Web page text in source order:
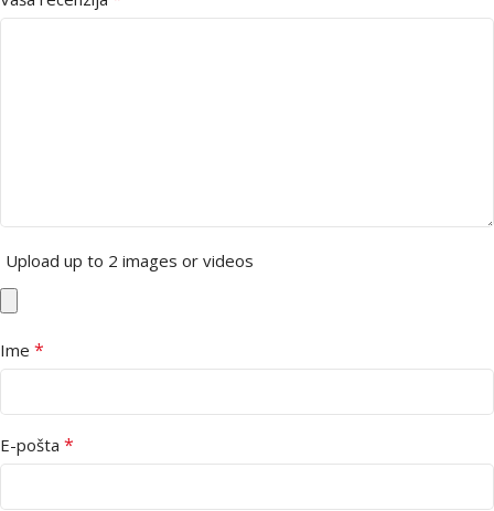
Upload up to 2 images or videos
Ime *
E-pošta *